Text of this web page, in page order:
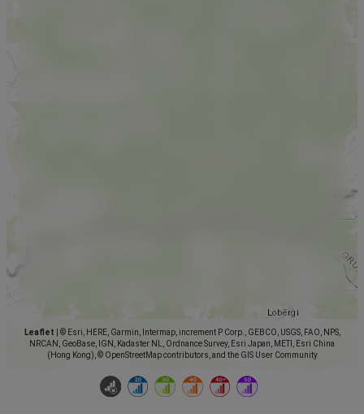
Leaflet
© Esri, HERE, Garmin, Intermap, increment P Corp., GEBCO, USGS, FAO, NPS,
NRCAN, GeoBase, IGN, Kadaster NL, Ordnance Survey, Esri Japan, METI, Esri China
(Hong Kong), © OpenStreetMap contributors, and the GIS User Community